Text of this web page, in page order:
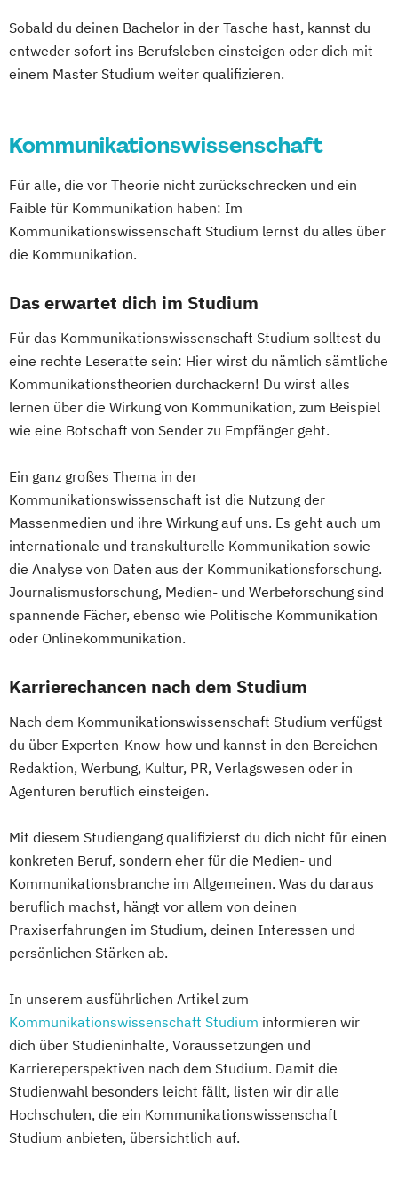
Sobald du deinen Bachelor in der Tasche hast, kannst du
entweder sofort ins Berufsleben einsteigen oder dich mit
einem Master Studium weiter qualifizieren.
Kommunikationswissenschaft
Für alle, die vor Theorie nicht zurückschrecken und ein
Faible für Kommunikation haben: Im
Kommunikationswissenschaft Studium lernst du alles über
die Kommunikation.
Das erwartet dich im Studium
Für das Kommunikationswissenschaft Studium solltest du
eine rechte Leseratte sein: Hier wirst du nämlich sämtliche
Kommunikationstheorien durchackern! Du wirst alles
lernen über die Wirkung von Kommunikation, zum Beispiel
wie eine Botschaft von Sender zu Empfänger geht.
Ein ganz großes Thema in der
Kommunikationswissenschaft ist die Nutzung der
Massenmedien und ihre Wirkung auf uns. Es geht auch um
internationale und transkulturelle Kommunikation sowie
die Analyse von Daten aus der Kommunikationsforschung.
Journalismusforschung, Medien- und Werbeforschung sind
spannende Fächer, ebenso wie Politische Kommunikation
oder Onlinekommunikation.
Karrierechancen nach dem Studium
Nach dem Kommunikationswissenschaft Studium verfügst
du über Experten-Know-how und kannst in den Bereichen
Redaktion, Werbung, Kultur, PR, Verlagswesen oder in
Agenturen beruflich einsteigen.
Mit diesem Studiengang qualifizierst du dich nicht für einen
konkreten Beruf, sondern eher für die Medien- und
Kommunikationsbranche im Allgemeinen. Was du daraus
beruflich machst, hängt vor allem von deinen
Praxiserfahrungen im Studium, deinen Interessen und
persönlichen Stärken ab.
In unserem ausführlichen Artikel zum
Kommunikationswissenschaft Studium informieren wir
dich über Studieninhalte, Voraussetzungen und
Karriereperspektiven nach dem Studium. Damit die
Studienwahl besonders leicht fällt, listen wir dir alle
Hochschulen, die ein Kommunikationswissenschaft
Studium anbieten, übersichtlich auf.